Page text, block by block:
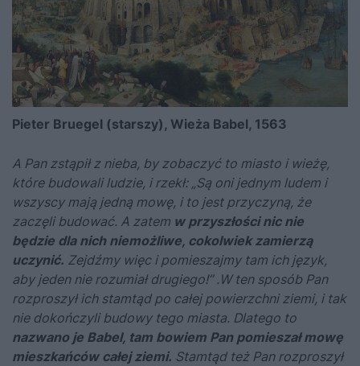
Pieter Bruegel (starszy), Wieża Babel, 1563
A Pan zstąpił z nieba, by zobaczyć to miasto i wieżę,
które budowali ludzie, i rzekł: „Są oni jednym ludem i
wszyscy mają jedną mowę, i to jest przyczyną, że
zaczęli budować. A zatem w przyszłości nic nie
będzie dla nich niemożliwe, cokolwiek zamierzą
uczynić. Zejdźmy więc i pomieszajmy tam ich język,
aby jeden nie rozumiał drugiego!” .W ten sposób Pan
rozproszył ich stamtąd po całej powierzchni ziemi, i tak
nie dokończyli budowy tego miasta. Dlatego to
nazwano je Babel, tam bowiem Pan pomieszał mowę
mieszkańców całej ziemi. Stamtąd też Pan rozproszył